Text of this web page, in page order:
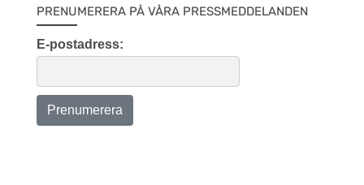
PRENUMERERA PÅ VÅRA PRESSMEDDELANDEN